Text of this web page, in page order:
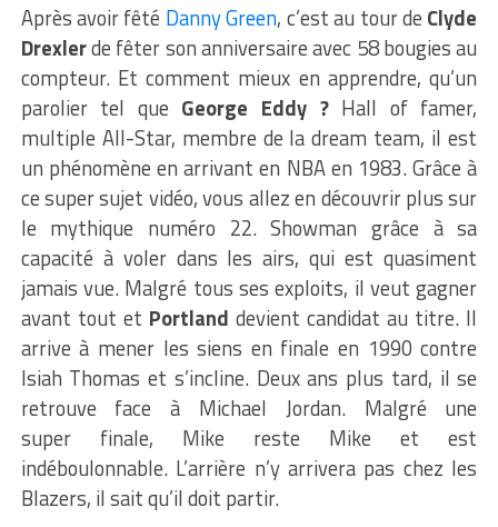
Après avoir fêté Danny Green, c’est au tour de Clyde
Drexlerde fêter son anniversaire avec 58 bougies au
compteur. Et comment mieux en apprendre, qu’un
parolier tel que George Eddy ?Hall of famer,
multiple All-Star, membre de la dream team, il est
un phénomène en arrivant en NBA en 1983. Grâce à
ce super sujet vidéo, vous allez en découvrir plus sur
le mythique numéro 22. Showman grâce à sa
capacité à voler dans les airs, qui est quasiment
jamais vue. Malgré tous ses exploits, il veut gagner
avant tout et Portland devient candidat au titre. Il
arrive à mener les siens en finale en 1990 contre
Isiah Thomas et s’incline. Deux ans plus tard, il se
retrouve face à Michael Jordan. Malgré une
super finale, Mike reste Mike et est
indéboulonnable. L’arrière n’y arrivera pas chez les
Blazers, il sait qu’il doit partir.